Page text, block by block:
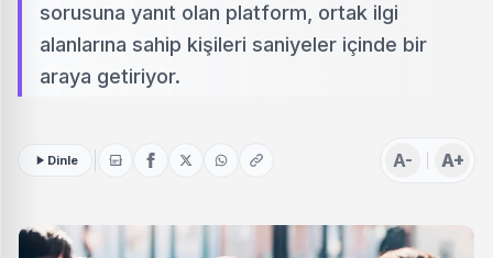
sorusuna yanıt olan platform, ortak ilgi
alanlarına sahip kişileri saniyeler içinde bir
araya getiriyor.
Dinle A- A+